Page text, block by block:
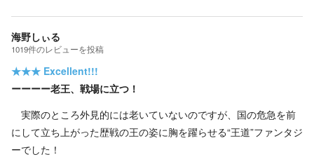
海野しぃる
1019件のレビューを投稿
★★★ Excellent!!!
ーーーー老王、戦場に立つ！
実際のところ外見的には老いていないのですが、国の危急を前
にして立ち上がった歴戦の王の姿に胸を躍らせる“王道”ファンタジ
ーでした！